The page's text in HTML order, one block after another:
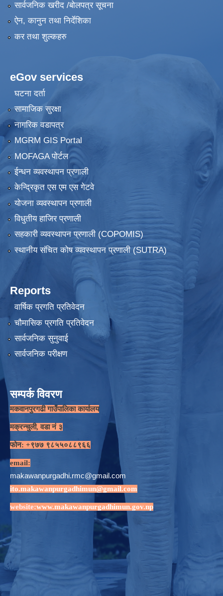
सार्वजनिक खरीद /बोलपत्र सूचना
ऐन, कानुन तथा निर्देशिका
कर तथा शुल्कहरु
eGov services
घटना दर्ता
सामाजिक सुरक्षा
नागरिक वडापत्र
MGRM GIS Portal
MOFAGA पोर्टल
ईन्धन व्यवस्थापन प्रणाली
केन्द्रिकृत एस एम एस गेटवे
योजना व्यवस्थापन प्रणाली
विधुतीय हाजिर प्रणाली
सहकारी व्यवस्थापन प्रणाली (COPOMIS)
स्थानीय संचित कोष व्यवस्थापन प्रणाली (SUTRA)
Reports
वार्षिक प्रगति प्रतिवेदन
चौमासिक प्रगति प्रतिवेदन
सार्वजनिक सुनुवाई
सार्वजनिक परीक्षण
सम्पर्क विवरण
मकवानपुरगढी गाउँपालिका कार्यालय
मक्रन्चुली, वडा नं ३
फोन: +९७७ ९८५५०८८९६६
email:
makawanpurgadhi.rmc@gmail.com
ito.makawanpurgadhimun@gmail.com
website:www.makawanpurgadhimun.gov.np